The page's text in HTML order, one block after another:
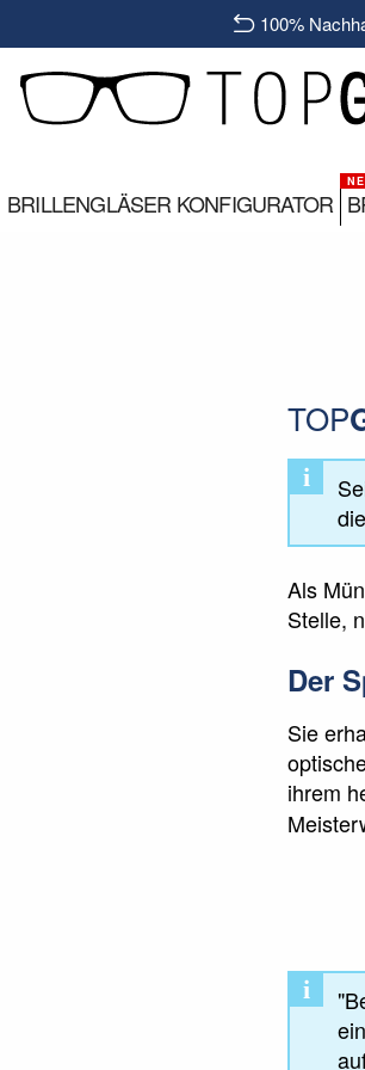
100%
BRILLENGLÄSER KONFIGURATOR
TOP
i
Als
Stelle,
Der
Sie
ihrem
i